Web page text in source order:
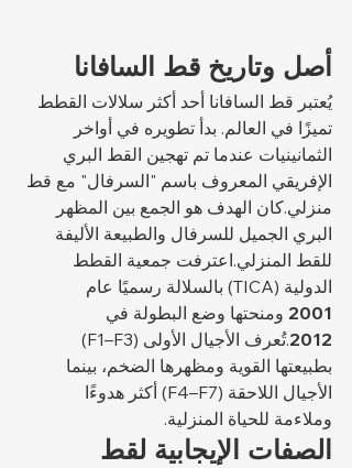
أصل وتاريخ قط السافانا
يُعتبر قط السافانا أحد أكثر سلالات القطط
تميزًا في العالم. بدأ تطويره في أواخر
الثمانينيات عندما تم تهجين القط البري
الإفريقي المعروف باسم "السرفال" مع قط
منزلي.كان الهدف هو الجمع بين المظهر
البري الجميل للسرفال والطبيعة الأليفة
للقط المنزلي.اعترفت جمعية القطط
الدولية (TICA) بالسلالة رسميًا عام
2001 ومنحتها وضع البطولة في
2012
.تُعرف الأجيال الأولى (F1–F3)
بطبيعتها القوية ومظهرها الضخم، بينما
الأجيال اللاحقة (F4–F7) أكثر هدوءًا
وملاءمة للحياة المنزلية.
الصفات الإيجابية لقط